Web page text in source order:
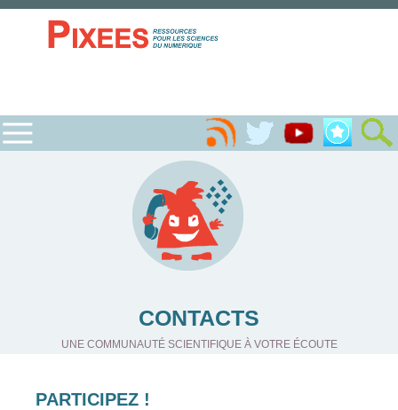
CONTACTS
UNE COMMUNAUTÉ SCIENTIFIQUE À VOTRE ÉCOUTE
PARTICIPEZ !